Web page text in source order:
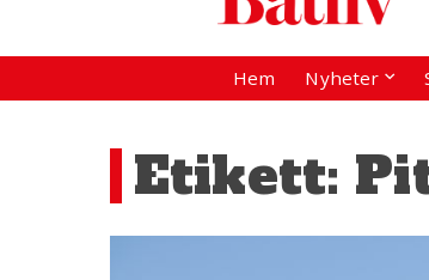
Hem Nyheter
Etikett: